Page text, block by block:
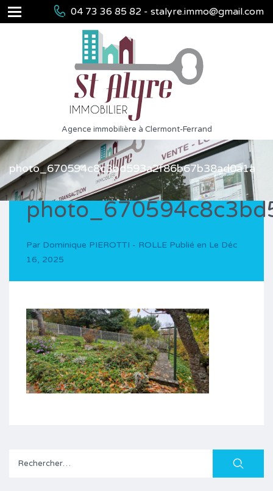
04 73 36 85 82 - stalyre.immo@gmail.com
Agence immobilière à Clermont-Ferrand
photo_670594c8c3bd593a2f86b67b38ad0a1a
Par Dominique PIEROTTI - ROLLE Publié en Le Déc
16, 2025
Rechercher :